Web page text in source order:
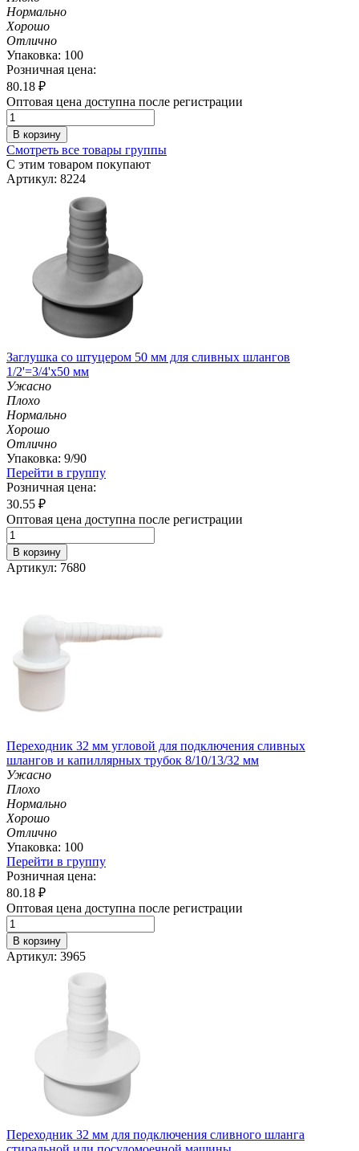
Нормально
Хорошо
Отлично
Упаковка: 100
Розничная цена:
80.18 ₽
Оптовая цена доступна после регистрации
В корзину
Смотреть все товары группы
С этим товаром покупают
Артикул: 8224
Заглушка со штуцером 50 мм для сливных шлангов
1/2'=3/4'х50 мм
Ужасно
Плохо
Нормально
Хорошо
Отлично
Упаковка: 9/90
Перейти в группу
Розничная цена:
30.55 ₽
Оптовая цена доступна после регистрации
В корзину
Артикул: 7680
Переходник 32 мм угловой для подключения сливных
шлангов и капиллярных трубок 8/10/13/32 мм
Ужасно
Плохо
Нормально
Хорошо
Отлично
Упаковка: 100
Перейти в группу
Розничная цена:
80.18 ₽
Оптовая цена доступна после регистрации
В корзину
Артикул: 3965
Переходник 32 мм для подключения сливного шланга